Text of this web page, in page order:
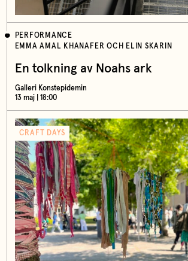
PERFORMANCE
EMMA AMAL KHANAFER OCH ELIN SKARIN
En tolkning av Noahs ark
Galleri Konstepidemin
13 maj | 18:00
CRAFT DAYS